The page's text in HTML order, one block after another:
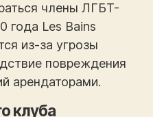
члены ЛГБТ-
года Les Bains
из-за угрозы
повреждения
арендаторами.
клуба